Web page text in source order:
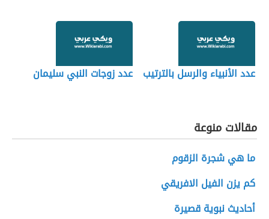
عدد الأنبياء والرسل بالترتيب عدد زوجات النبي سليمان
مقالات منوعة
ما هي شجرة الزقوم
كم يزن الفيل الافريقي
أحاديث نبوية قصيرة